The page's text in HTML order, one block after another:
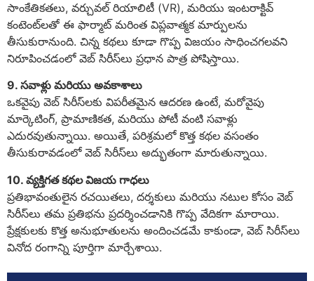
సాంకేతికతలు, వర్చువల్ రియాలిటీ (VR), మరియు ఇంటరాక్టివ్
కంటెంట్‌లతో ఈ ఫార్మాట్ మరింత విప్లవాత్మక మార్పులను
తీసుకురానుంది. చిన్న కథలు కూడా గొప్ప విజయం సాధించగలవని
నిరూపించడంలో వెబ్ సిరీస్‌లు ప్రధాన పాత్ర పోషిస్తాయి.
9. సవాళ్లు మరియు అవకాశాలు
ఒకవైపు వెబ్ సిరీస్‌లకు విపరీతమైన ఆదరణ ఉంటే, మరోవైపు
మార్కెటింగ్, ప్రామాణికత, మరియు పోటీ వంటి సవాళ్లు
ఎదురవుతున్నాయి. అయితే, పరిశ్రమలో కొత్త కథల వసంతం
తీసుకురావడంలో వెబ్ సిరీస్‌లు అద్భుతంగా మారుతున్నాయి.
10. వ్యక్తిగత కథల విజయ గాధలు
ప్రతిభావంతులైన రచయితలు, దర్శకులు మరియు నటుల కోసం వెబ్
సిరీస్‌లు తమ ప్రతిభను ప్రదర్శించడానికి గొప్ప వేదికగా మారాయి.
ప్రేక్షకులకు కొత్త అనుభూతులను అందించడమే కాకుండా, వెబ్ సిరీస్‌లు
వినోద రంగాన్ని పూర్తిగా మార్చేశాయి.